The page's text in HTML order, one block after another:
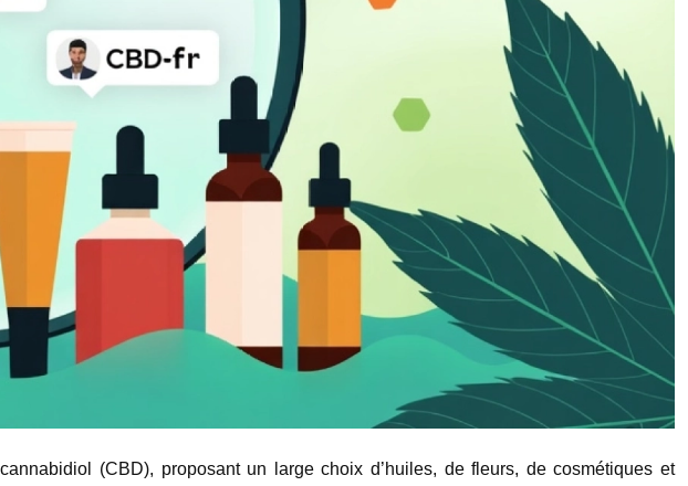
(CBD), proposant un large choix d’huiles, de fleurs, de cosmétiques et